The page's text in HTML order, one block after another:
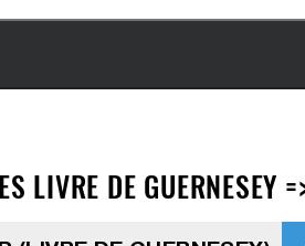
LIVRE DE GUERNESEY